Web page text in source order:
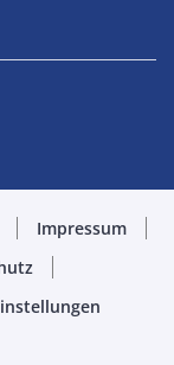
Impressum